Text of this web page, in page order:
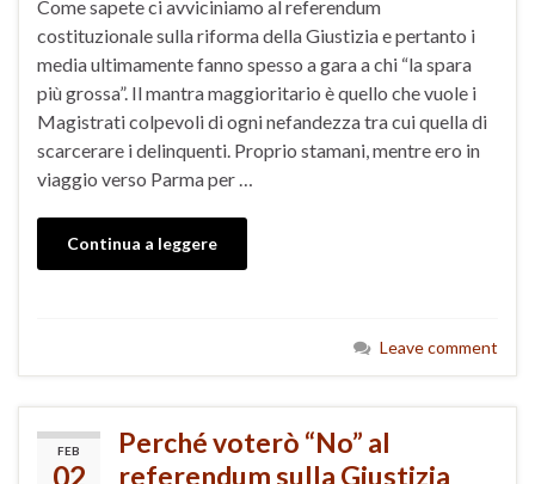
Come sapete ci avviciniamo al referendum
costituzionale sulla riforma della Giustizia e pertanto i
media ultimamente fanno spesso a gara a chi “la spara
più grossa”. Il mantra maggioritario è quello che vuole i
Magistrati colpevoli di ogni nefandezza tra cui quella di
scarcerare i delinquenti. Proprio stamani, mentre ero in
viaggio verso Parma per …
Continua a leggere
Leave comment
FEB
02
Perché voterò “No” al
referendum sulla Giustizia